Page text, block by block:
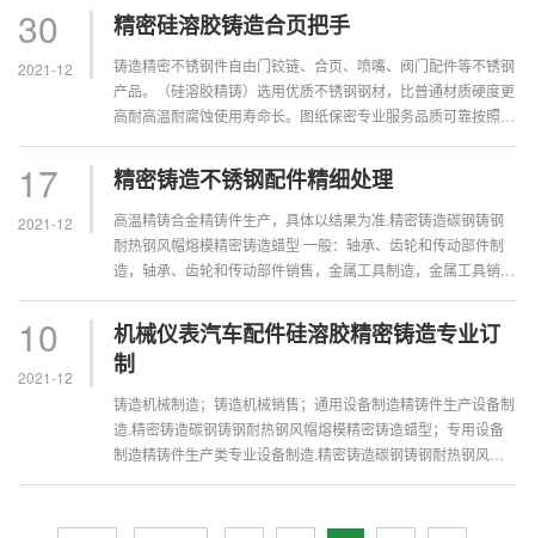
精铸件生产小轿车...
30
2021-12
精密硅溶胶铸造合页把手
铸造精密不锈钢件自由门铰链、合页、喷嘴、阀门配件等不锈钢
产品。（硅溶胶精铸）选用优质不锈钢钢材，比普通材质硬度更
高耐高温耐腐蚀使用寿命长。图纸保密专业服务品质可靠按照交
抛光、镜面抛光。...
17
2021-12
精密铸造不锈钢配件精细处理
高温精铸合金精铸件生产，具体以结果为准.精密铸造碳钢铸钢
耐热钢风帽熔模精密铸造蜡型 一般：轴承、齿轮和传动部件制
造，轴承、齿轮和传动部件销售，金属工具制造，金属工具销
钢耐热钢风帽熔模精...
10
2021-12
机械仪表汽车配件硅溶胶精密铸造专业订
制
铸造机械制造；铸造机械销售；通用设备制造精铸件生产设备制
造.精密铸造碳钢铸钢耐热钢风帽熔模精密铸造蜡型；专用设备
制造精铸件生产类专业设备制造.精密铸造碳钢铸钢耐热钢风帽